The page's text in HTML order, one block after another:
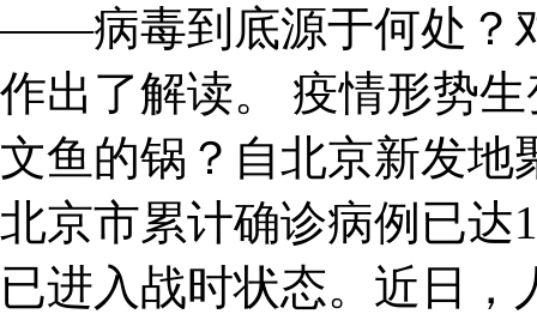
——病毒到底源于何处？
作出了解读。 疫情形势
文鱼的锅？自北京新发地
北京市累计确诊病例已达
已进入战时状态。近日